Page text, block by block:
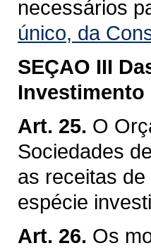
necessários
único, da
SEÇAO III
Investimento
Art. 25. O
Sociedades
as receitas
espécie
Art. 26. Os